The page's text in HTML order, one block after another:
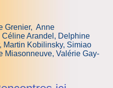
Grenier, Anne
Arandel, Delphine
Martin Kobilinsky, Simiao
Miasonneuve, Valérie Gay-